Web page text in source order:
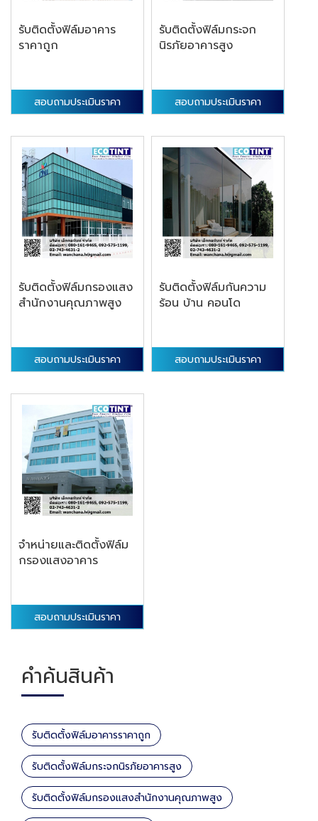
รับติดตั้งฟิล์มอาคาร
ราคาถูก
สอบถามประเมินราคา
รับติดตั้งฟิล์มกระจก
นิรภัยอาคารสูง
สอบถามประเมินราคา
รับติดตั้งฟิล์มกรองแสง
สำนักงานคุณภาพสูง
สอบถามประเมินราคา
รับติดตั้งฟิล์มกันความ
ร้อน บ้าน คอนโด
สอบถามประเมินราคา
จำหน่ายและติดตั้งฟิล์ม
กรองแสงอาคาร
สอบถามประเมินราคา
คำค้นสินค้า
รับติดตั้งฟิล์มอาคารราคาถูก
รับติดตั้งฟิล์มกระจกนิรภัยอาคารสูง
รับติดตั้งฟิล์มกรองแสงสำนักงานคุณภาพสูง